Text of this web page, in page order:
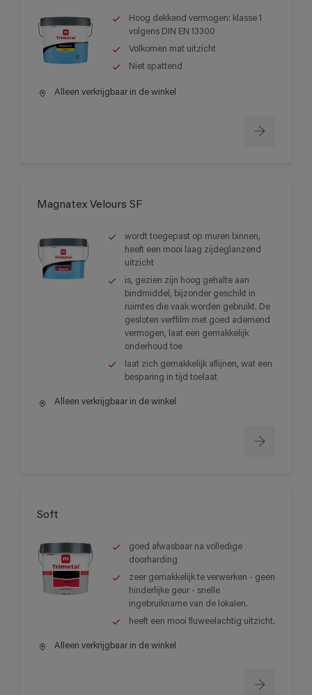
Hoog dekkend vermogen: klasse 1
volgens DIN EN 13300
Volkomen mat uitzicht
Niet spattend
Alleen verkrijgbaar in de winkel
Magnatex Velours SF
wordt toegepast op muren binnen,
heeft een mooi laag zijdeglanzend
uitzicht
is, gezien zijn hoog gehalte aan
bindmiddel, bijzonder geschikt in
ruimtes die vaak worden gebruikt. De
gesloten verffilm met goed ademend
vermogen, laat een gemakkelijk
onderhoud toe
laat zich gemakkelijk aflijnen, wat een
besparing in tijd toelaat
Alleen verkrijgbaar in de winkel
Soft
goed afwasbaar na volledige
doorharding
zeer gemakkelijk te verwerken - geen
hinderlijke geur - snelle
ingebruikname van de lokalen.
heeft een mooi fluweelachtig uitzicht.
Alleen verkrijgbaar in de winkel